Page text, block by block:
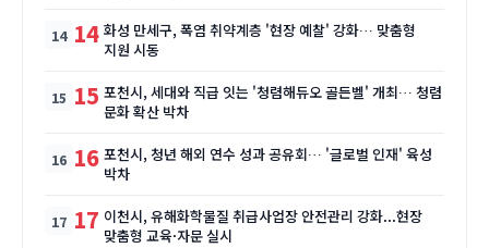
14 화성 만세구, 폭염 취약계층 '현장 예찰' 강화… 맞춤형
지원 시동
15 포천시, 세대와 직급 잇는 '청렴해듀오 골든벨' 개최… 청렴
문화 확산 박차
16 포천시, 청년 해외 연수 성과 공유회… '글로벌 인재' 육성
박차
17 이천시, 유해화학물질 취급사업장 안전관리 강화...현장
맞춤형 교육·자문 실시